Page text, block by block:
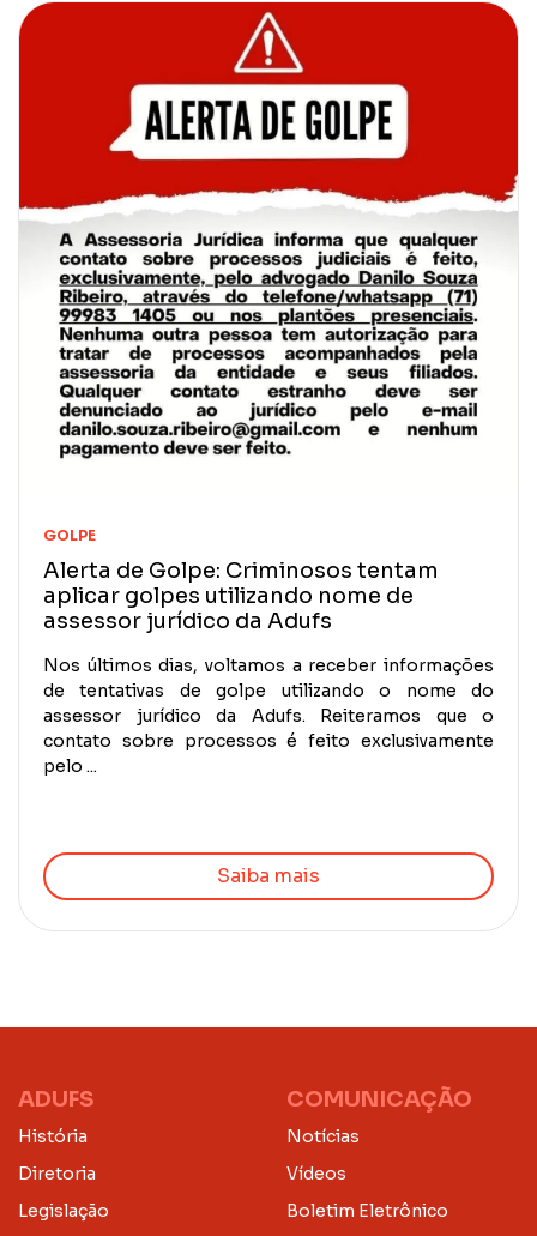
GOLPE
Alerta de Golpe: Criminosos tentam
aplicar golpes utilizando nome de
assessor jurídico da Adufs
Nos últimos dias, voltamos a receber informações
de tentativas de golpe utilizando o nome do
assessor jurídico da Adufs. Reiteramos que o
contato sobre processos é feito exclusivamente
pelo ...
Saiba mais
ADUFS
História
Diretoria
Legislação
COMUNICAÇÃO
Notícias
Vídeos
Boletim Eletrônico